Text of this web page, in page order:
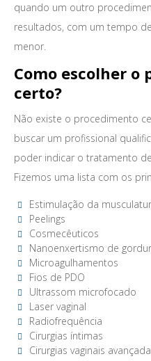
quando um outro
resultados, com um tempo
menor.
Como escolher o
certo?
Não existe o procedimento
buscar um profissional
poder indicar o tratamento
Fizemos uma lista com os
Estimulação da
Peelings
Cosmecêuticos
Nanoenxertismo de
Microagulhamentos
Fios de PDO
Ultrassom microfocado
Laser vaginal
Radiofrequência
Cirurgias íntimas
Cirurgias vaginais